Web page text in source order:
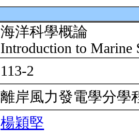
海洋科學概論
Introduction to Marine
113-2
離岸風力發電學分
楊穎堅